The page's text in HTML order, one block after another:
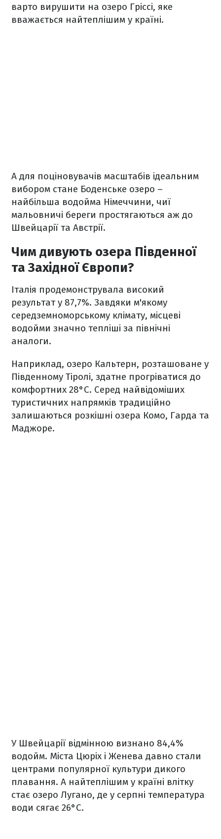
варто вирушити на озеро Гріссі, яке
вважається найтеплішим у країні.
А для поціновувачів масштабів ідеальним
вибором стане Боденське озеро –
найбільша водойма Німеччини, чиї
мальовничі береги простягаються аж до
Швейцарії та Австрії.
Чим дивують озера Південної
та Західної Європи?
Італія продемонструвала високий
результат у 87,7%. Завдяки м'якому
середземноморському клімату, місцеві
водойми значно тепліші за північні
аналоги.
Наприклад, озеро Кальтерн, розташоване у
Південному Тіролі, здатне прогріватися до
комфортних 28°C. Серед найвідоміших
туристичних напрямків традиційно
залишаються розкішні озера Комо, Гарда та
Маджоре.
У Швейцарії відмінною визнано 84,4%
водойм. Міста Цюріх і Женева давно стали
центрами популярної культури дикого
плавання. А найтеплішим у країні влітку
стає озеро Лугано, де у серпні температура
води сягає 26°C.